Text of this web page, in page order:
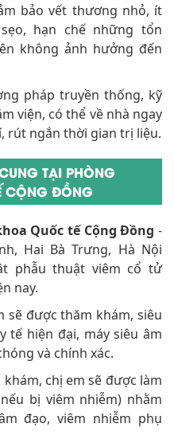
bảo vết thương nhỏ, ít
hạn chế những tổn
không ảnh hưởng đến
pháp truyền thống, kỹ
viện, có thể về nhà ngay
rút ngắn thời gian trị liệu.
TẠI PHÒNG
CỘNG ĐỒNG
Quốc tế Cộng Đồng -
Hai Bà Trưng, Hà Nội
phẫu thuật viêm cổ tử
nay.
sẽ được thăm khám, siêu
tế hiện đại, máy siêu âm
và chính xác.
chị em sẽ được làm
bị viêm nhiễm) nhằm
đạo, viêm nhiễm phụ